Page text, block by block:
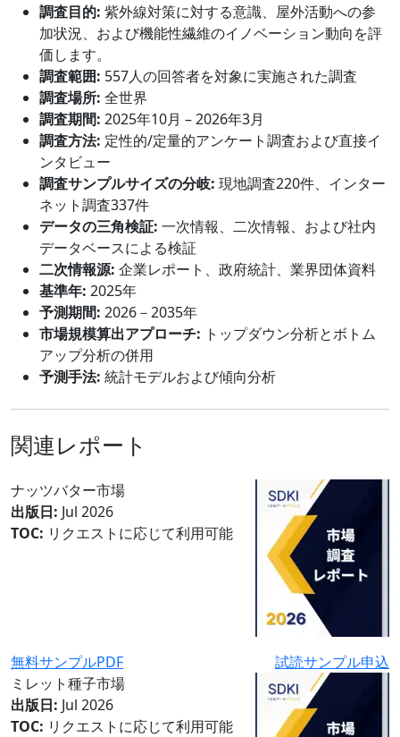
調査目的: 紫外線対策に対する意識、屋外活動への参
加状況、および機能性繊維のイノベーション動向を評
価します。
調査範囲: 557人の回答者を対象に実施された調査
調査場所: 全世界
調査期間: 2025年10月 – 2026年3月
調査方法: 定性的/定量的アンケート調査および直接イ
ンタビュー
調査サンプルサイズの分岐: 現地調査220件、インター
ネット調査337件
データの三角検証: 一次情報、二次情報、および社内
データベースによる検証
二次情報源: 企業レポート、政府統計、業界団体資料
基準年: 2025年
予測期間: 2026－2035年
市場規模算出アプローチ: トップダウン分析とボトム
アップ分析の併用
予測手法: 統計モデルおよび傾向分析
関連レポート
ナッツバター市場
出版日: Jul 2026
TOC: リクエストに応じて利用可能
無料サンプルPDF
試読サンプル申込
ミレット種子市場
出版日: Jul 2026
TOC: リクエストに応じて利用可能